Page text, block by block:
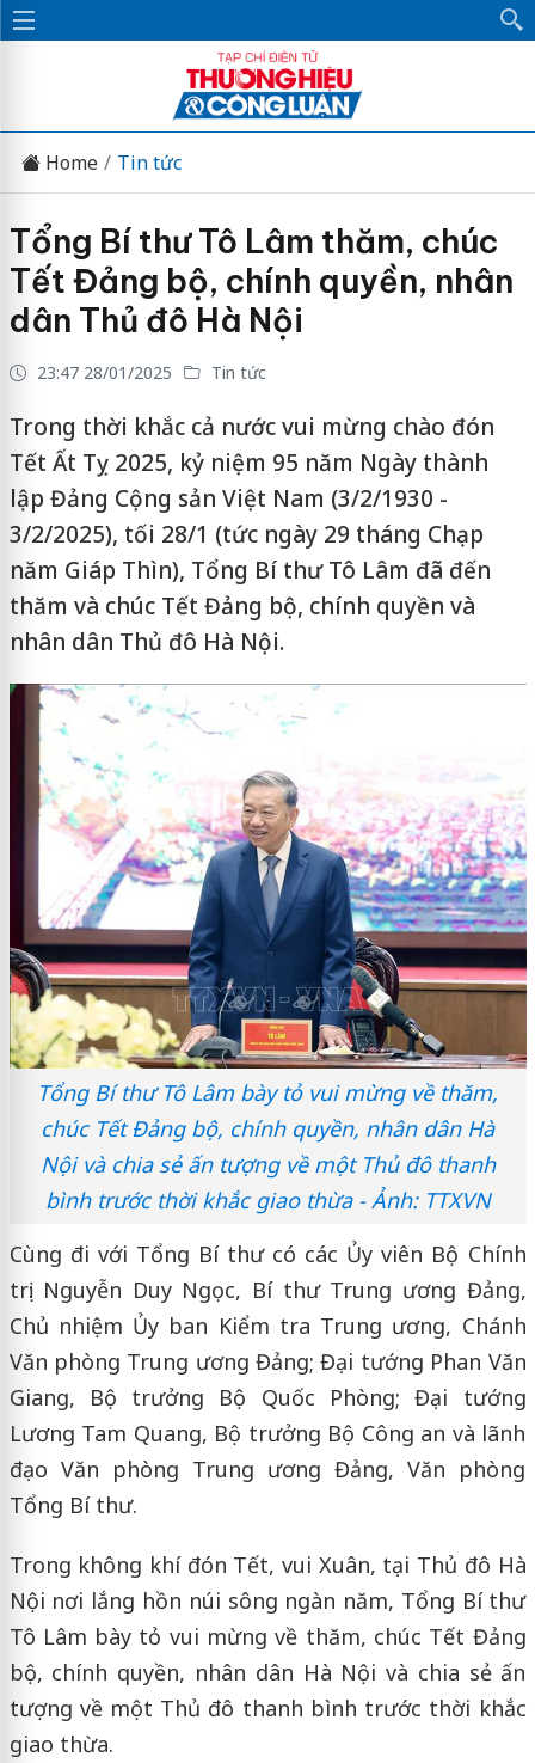
Home Tin tức
Tổng Bí thư Tô Lâm thăm, chúc
Tết Đảng bộ, chính quyền, nhân
dân Thủ đô Hà Nội
23:47 28/01/2025 Tin tức
Trong thời khắc cả nước vui mừng chào đón
Tết Ất Tỵ 2025, kỷ niệm 95 năm Ngày thành
lập Đảng Cộng sản Việt Nam (3/2/1930 -
3/2/2025), tối 28/1 (tức ngày 29 tháng Chạp
năm Giáp Thìn), Tổng Bí thư Tô Lâm đã đến
thăm và chúc Tết Đảng bộ, chính quyền và
nhân dân Thủ đô Hà Nội.
Tổng Bí thư Tô Lâm bày tỏ vui mừng về thăm,
chúc Tết Đảng bộ, chính quyền, nhân dân Hà
Nội và chia sẻ ấn tượng về một Thủ đô thanh
bình trước thời khắc giao thừa - Ảnh: TTXVN
Cùng đi với Tổng Bí thư có các Ủy viên Bộ Chính
trị: Nguyễn Duy Ngọc, Bí thư Trung ương Đảng,
Chủ nhiệm Ủy ban Kiểm tra Trung ương, Chánh
Văn phòng Trung ương Đảng; Đại tướng Phan Văn
Giang, Bộ trưởng Bộ Quốc Phòng; Đại tướng
Lương Tam Quang, Bộ trưởng Bộ Công an và lãnh
đạo Văn phòng Trung ương Đảng, Văn phòng
Tổng Bí thư.
Trong không khí đón Tết, vui Xuân, tại Thủ đô Hà
Nội nơi lắng hồn núi sông ngàn năm, Tổng Bí thư
Tô Lâm bày tỏ vui mừng về thăm, chúc Tết Đảng
bộ, chính quyền, nhân dân Hà Nội và chia sẻ ấn
tượng về một Thủ đô thanh bình trước thời khắc
giao thừa.